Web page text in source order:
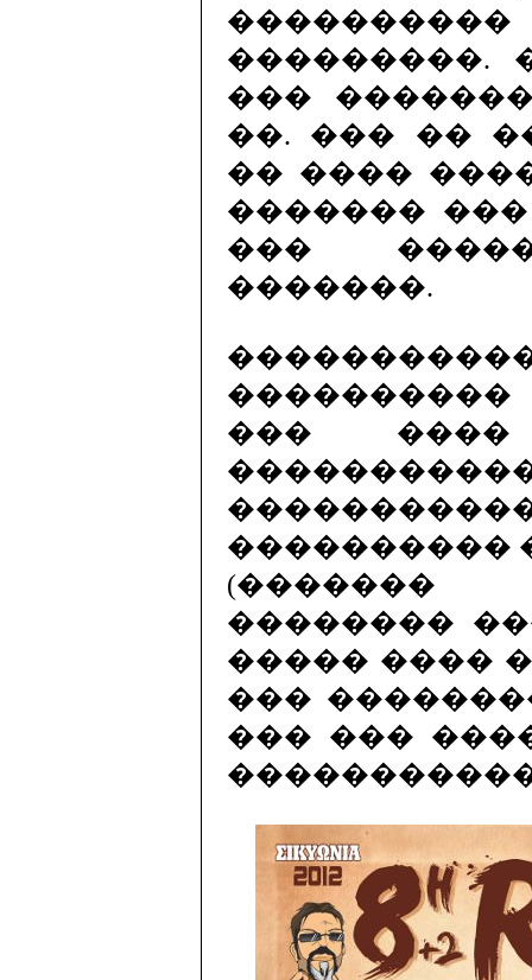
���������.
���
��. ��� ��
�� ����
������� ���
���
�������.
���
����������
(�������
��������
����� ����
���
��� ���